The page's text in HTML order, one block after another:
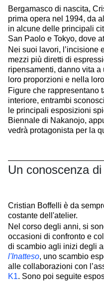
Bergamasco di nascita,
prima opera nel 1994, da
in alcune delle principali
San Paolo e Tokyo, dove
Nei suoi lavori, l’incisione
mezzi più diretti di
ripensamenti, danno vita
loro proporzioni e nella
Figure che rappresentano
interiore, entrambi
le principali esposizioni
Biennale di Nakanojo,
vedrà protagonista per la
Un conoscenza
Cristian Boffelli è da
costante dell'atelier.
Nel corso degli anni, si
occasioni di confronto e
di scambio agli inizi degli
l'Inatteso, uno scambio
alle collaborazioni con
K1. Sono poi seguite